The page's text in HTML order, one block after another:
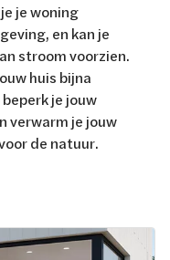
je woning
en kan je
stroom voorzien.
huis bijna
je jouw
verwarm je jouw
de natuur.